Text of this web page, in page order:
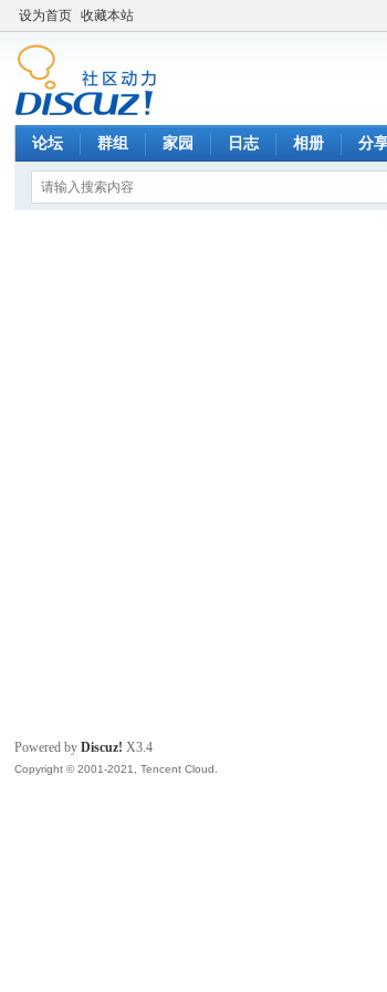
设为首页 收藏本站
论坛 群组 家园 日志 相册 分
Powered byDiscuz! X3.4
Copyright © 2001-2021, Tencent Cloud.